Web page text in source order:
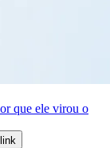
que ele virou o